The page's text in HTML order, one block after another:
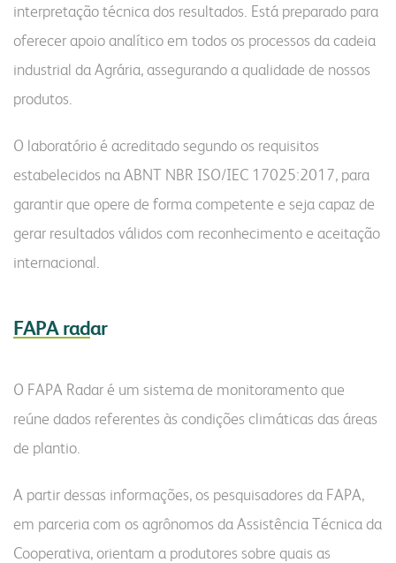
interpretação técnica dos resultados. Está preparado para
oferecer apoio analítico em todos os processos da cadeia
industrial da Agrária, assegurando a qualidade de nossos
produtos.
O laboratório é acreditado segundo os requisitos
estabelecidos na ABNT NBR ISO/IEC 17025:2017, para
garantir que opere de forma competente e seja capaz de
gerar resultados válidos com reconhecimento e aceitação
internacional.
FAPA radar
O FAPA Radar é um sistema de monitoramento que
reúne dados referentes às condições climáticas das áreas
de plantio.
A partir dessas informações, os pesquisadores da FAPA,
em parceria com os agrônomos da Assistência Técnica da
Cooperativa, orientam a produtores sobre quais as